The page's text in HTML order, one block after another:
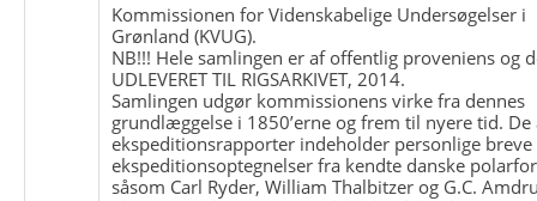
Kommissionen for Videnskabelige Undersøgelser i
Grønland (KVUG).
NB!!! Hele samlingen er af offentlig proveniens og
UDLEVERET TIL RIGSARKIVET, 2014.
Samlingen udgør kommissionens virke fra dennes
grundlæggelse i 1850’erne og frem til nyere tid.
ekspeditionsrapporter indeholder personlige breve
ekspeditionsoptegnelser fra kendte danske
såsom Carl Ryder, William Thalbitzer og G.C.